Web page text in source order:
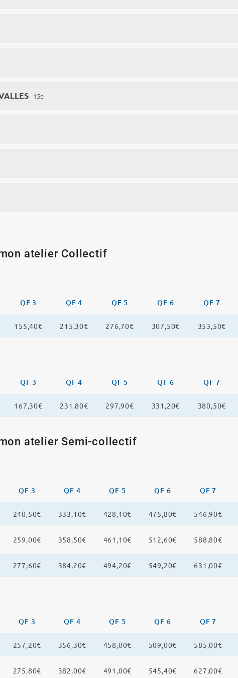
15e
atelier Collectif
QF 3 QF 4 QF 5 QF 6 QF 7
155,40€ 215,30€ 276,70€ 307,50€ 353,50€
QF 3 QF 4 QF 5 QF 6 QF 7
167,30€ 231,80€ 297,90€ 331,20€ 380,50€
atelier Semi-collectif
QF 3 QF 4 QF 5 QF 6 QF 7
240,50€ 333,10€ 428,10€ 475,80€ 546,90€
259,00€ 358,50€ 461,10€ 512,60€ 588,80€
277,60€ 384,20€ 494,20€ 549,20€ 631,00€
QF 3 QF 4 QF 5 QF 6 QF 7
257,20€ 356,30€ 458,00€ 509,00€ 585,00€
275,80€ 382,00€ 491,00€ 545,40€ 627,00€